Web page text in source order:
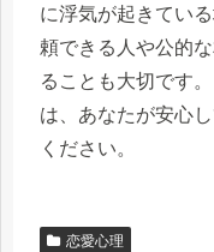
に浮気が起きてい
頼できる人や公的
ることも大切です
は、あなたが安心
ください。
恋愛心理